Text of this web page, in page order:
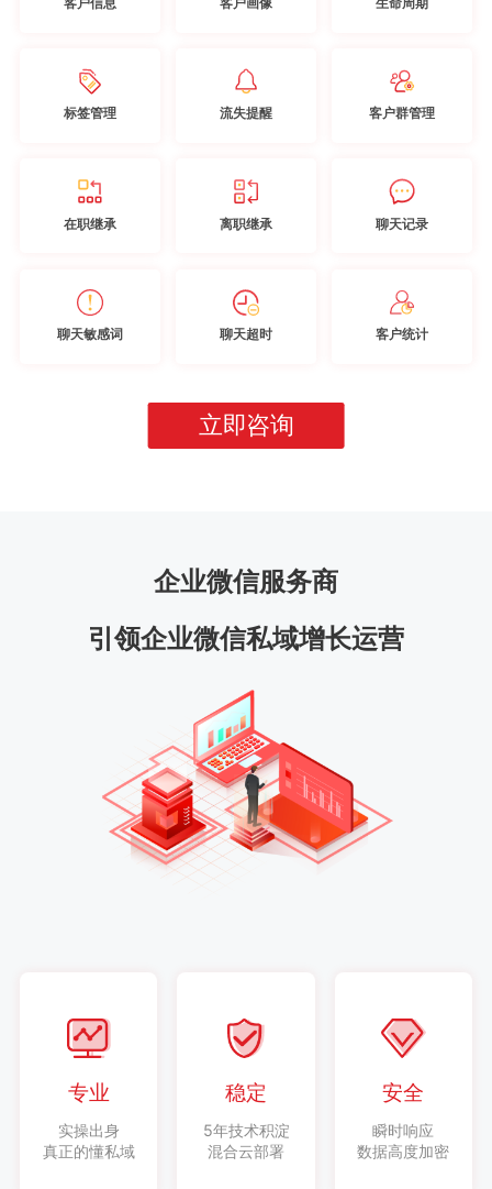
标签管理 流失提醒 客户群管理
在职继承 离职继承 聊天记录
聊天敏感词 聊天超时 客户统计
立即咨询
企业微信服务商
引领企业微信私域增长运营
专业
实操出身
真正的懂私域
稳定
5年技术积淀
混合云部署
安全
瞬时响应
数据高度加密